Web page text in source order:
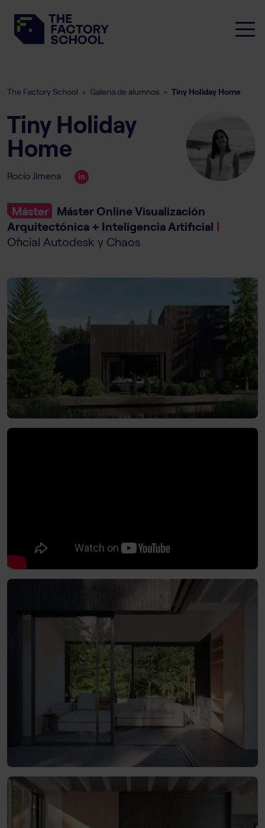
The Factory School > Galeria de alumnos > Tiny Holiday Home
Tiny Holiday
Home
Rocío Jimena
Máster Máster Online Visualización
Arquitectónica + Inteligencia Artificial |
Oficial Autodesk y Chaos